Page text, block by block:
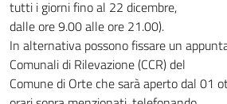
tutti i giorni fino al 22 dicembre,
dalle ore 9.00 alle ore 21.00).
In alternativa possono fissare un
Comunali di Rilevazione (CCR) del
Comune di Orte che sarà aperto dal 01